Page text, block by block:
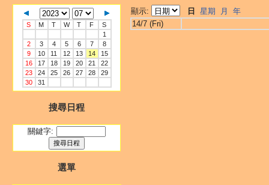
S M T W T F
S
1
2
3 4 5 6 7
8
9
10 11 12 13 14
15
16
17 18 19 20 21
22
23
24 25 26 27 28
29
30
31
搜尋日程
關鍵字:
選單
顯示: 日 星期 月
年
14/7 (Fri)